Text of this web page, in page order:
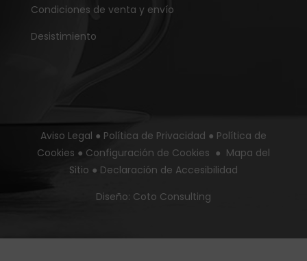
Condiciones de venta y envío
Desistimiento
Aviso Legal ● Política de Privacidad ● Política de
Cookies ● Configuración de Cookies ● Mapa del
Sitio ● Declaración de Accesibilidad
Diseño: Coto Consulting